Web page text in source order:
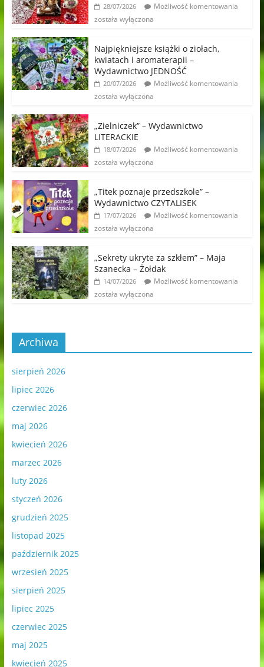
28/07/2026
Możliwość komentowania
została wyłączona
Najpiękniejsze książki o ziołach,
kwiatach i aromaterapii –
Wydawnictwo JEDNOŚĆ
20/07/2026
Możliwość komentowania
została wyłączona
„Zielniczek” – Wydawnictwo
LITERACKIE
18/07/2026
Możliwość komentowania
została wyłączona
„Titek poznaje przedszkole” –
Wydawnictwo CZYTALISEK
17/07/2026
Możliwość komentowania
została wyłączona
„Sekrety ukryte za szkłem” – Maja
Szanecka – Żołdak
14/07/2026
Możliwość komentowania
została wyłączona
Archiwa
sierpień 2026
lipiec 2026
czerwiec 2026
maj 2026
kwiecień 2026
marzec 2026
luty 2026
styczeń 2026
grudzień 2025
listopad 2025
październik 2025
wrzesień 2025
sierpień 2025
lipiec 2025
czerwiec 2025
maj 2025
kwiecień 2025